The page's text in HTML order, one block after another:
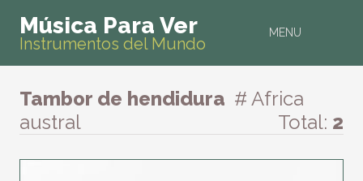
MENU
Música Para Ver
Instrumentos del Mundo
Tambor de hendidura # Africa
austral
Total: 2